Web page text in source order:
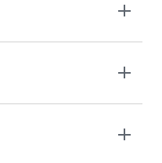
ズ
買取価格